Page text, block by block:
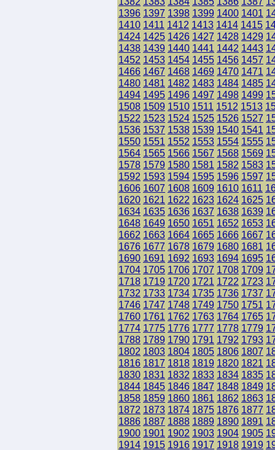
1396 1397 1398 1399 1400 1401
1410 1411 1412 1413 1414 1415
1424 1425 1426 1427 1428 1429
1438 1439 1440 1441 1442 1443
1452 1453 1454 1455 1456 1457
1466 1467 1468 1469 1470 1471
1480 1481 1482 1483 1484 1485
1494 1495 1496 1497 1498 1499
1508 1509 1510 1511 1512 1513
1522 1523 1524 1525 1526 1527
1536 1537 1538 1539 1540 1541
1550 1551 1552 1553 1554 1555
1564 1565 1566 1567 1568 1569
1578 1579 1580 1581 1582 1583
1592 1593 1594 1595 1596 1597
1606 1607 1608 1609 1610 1611
1620 1621 1622 1623 1624 1625
1634 1635 1636 1637 1638 1639
1648 1649 1650 1651 1652 1653
1662 1663 1664 1665 1666 1667
1676 1677 1678 1679 1680 1681
1690 1691 1692 1693 1694 1695
1704 1705 1706 1707 1708 1709
1718 1719 1720 1721 1722 1723
1732 1733 1734 1735 1736 1737
1746 1747 1748 1749 1750 1751
1760 1761 1762 1763 1764 1765
1774 1775 1776 1777 1778 1779
1788 1789 1790 1791 1792 1793
1802 1803 1804 1805 1806 1807
1816 1817 1818 1819 1820 1821
1830 1831 1832 1833 1834 1835
1844 1845 1846 1847 1848 1849
1858 1859 1860 1861 1862 1863
1872 1873 1874 1875 1876 1877
1886 1887 1888 1889 1890 1891
1900 1901 1902 1903 1904 1905
1914 1915 1916 1917 1918 1919